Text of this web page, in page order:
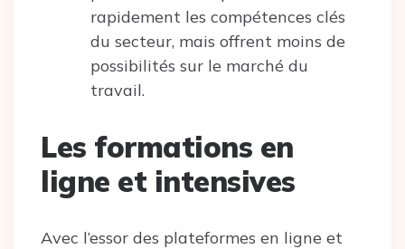
rapidement les compétences clés
du secteur, mais offrent moins de
possibilités sur le marché du
travail.
Les formations en
ligne et intensives
Avec l’essor des plateformes en ligne et